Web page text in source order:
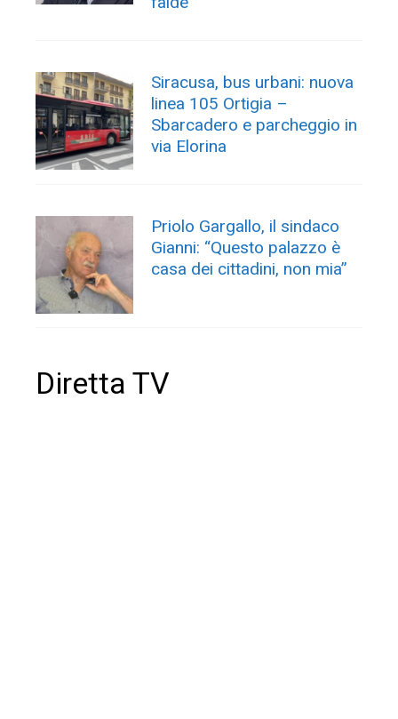
Siracusa, bus urbani: nuova
linea 105 Ortigia –
Sbarcadero e parcheggio in
via Elorina
Priolo Gargallo, il sindaco
Gianni: “Questo palazzo è
casa dei cittadini, non mia”
Diretta TV